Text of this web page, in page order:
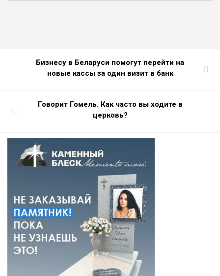
Бизнесу в Беларуси помогут перейти на
новые кассы за один визит в банк
Говорит Гомель. Как часто вы ходите в
церковь?